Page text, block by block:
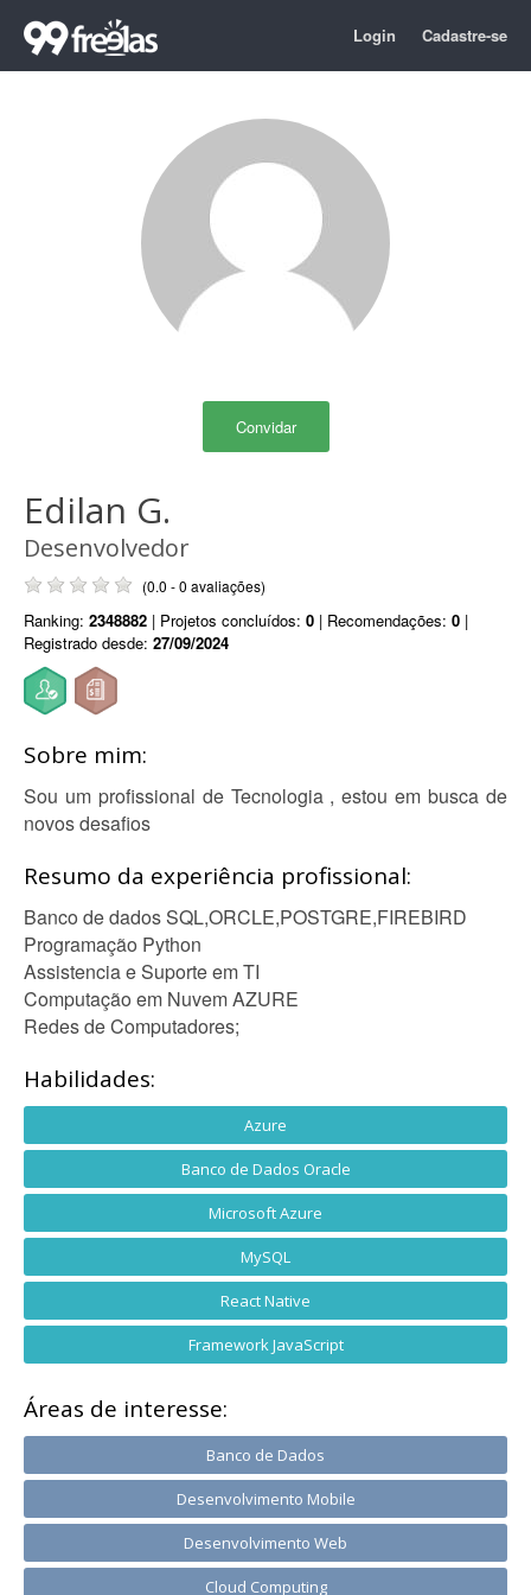
Login Cadastre-se
Convidar
Edilan G.
Desenvolvedor
(0.0 - 0 avaliações)
Ranking: 2348882 | Projetos concluídos: 0 | Recomendações: 0 |
Registrado desde: 27/09/2024
Sobre mim:
Sou um profissional de Tecnologia , estou em busca de
novos desafios
Resumo da experiência profissional:
Banco de dados SQL,ORCLE,POSTGRE,FIREBIRD
Programação Python
Assistencia e Suporte em TI
Computação em Nuvem AZURE
Redes de Computadores;
Habilidades:
Azure
Banco de Dados Oracle
Microsoft Azure
MySQL
React Native
Framework JavaScript
Áreas de interesse:
Banco de Dados
Desenvolvimento Mobile
Desenvolvimento Web
Cloud Computing